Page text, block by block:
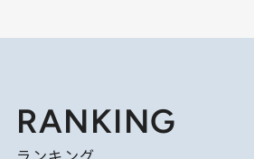
RANKING